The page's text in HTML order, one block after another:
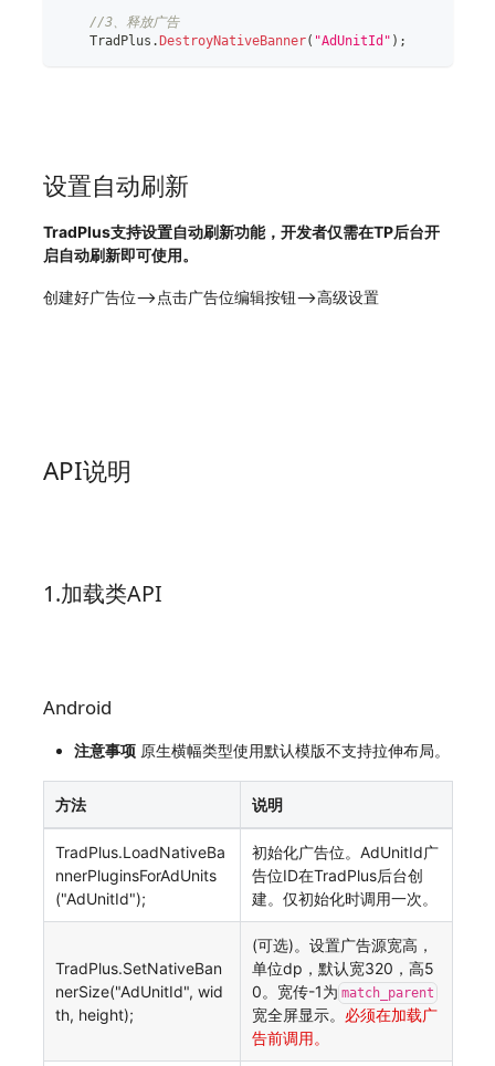
//3、释放广告
    TradPlus
. DestroyNativeBanner( "AdUnitId" ) ;
设置自动刷新
TradPlus支持设置自动刷新功能，开发者仅需在TP后台开
启自动刷新即可使用。
创建好广告位——>点击广告位编辑按钮——>高级设置
API说明
1.加载类API
Android
注意事项原生横幅类型使用默认模版不支持拉伸布局。
方法 说明
TradPlus.LoadNativeBa
nnerPluginsForAdUnits
("AdUnitId");
初始化广告位。AdUnitId广
告位ID在TradPlus后台创
建。仅初始化时调用一次。
TradPlus.SetNativeBan
nerSize("AdUnitId", wid
th, height);
(可选)。设置广告源宽高，
单位dp，默认宽320，高5
0。宽传-1为 match_parent
宽全屏显示。 必须在加载广
告前调用。